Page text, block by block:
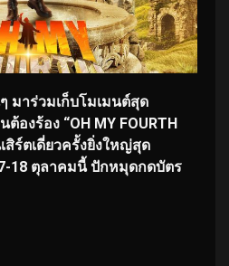
มาร่วมเก็บโมเมนต์สุด
องร้อง “OH MY FOURTH
สิร์ตเดี่ยวครั้งยิ่งใหญ่สุด
18 ตุลาคมนี้ ปักหมุดกดบัตร